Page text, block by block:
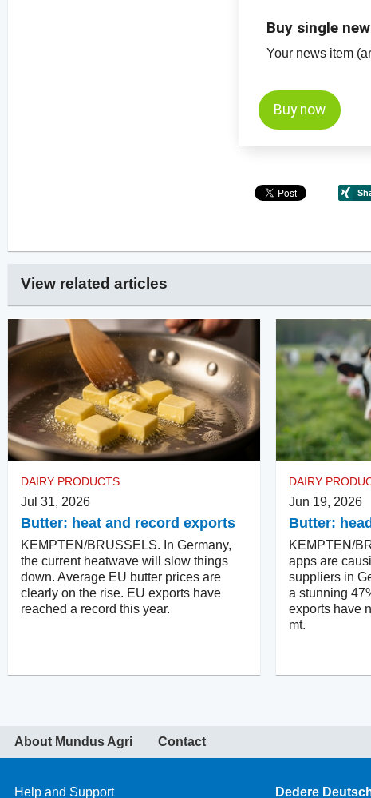
Buy single
Your news item
Buy now
View related articles
DAIRY PRODUCTS
Jul 31, 2026
Butter: heat and record exports
KEMPTEN/BRUSSELS. In Germany,
the current heatwave will slow things
down. Average EU butter prices are
clearly on the rise. EU exports have
reached a record this year.
DAIRY
Jun 19, 2026
Butter:
KEMPTEN/
apps are
suppliers in
a stunning
exports have
mt.
About Mundus Agri Contact
Help and Support Dedere